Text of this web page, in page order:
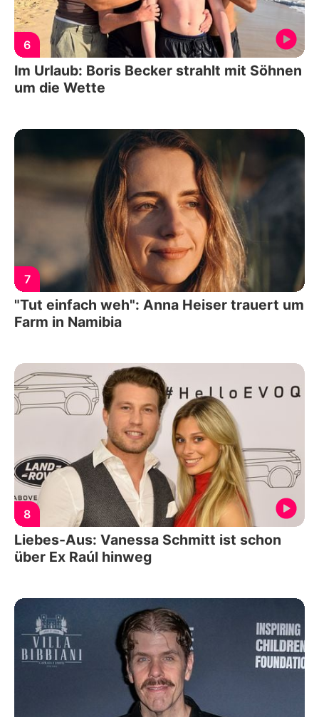
6
Im Urlaub: Boris Becker strahlt mit Söhnen
um die Wette
7
"Tut einfach weh": Anna Heiser trauert um
Farm in Namibia
8
Liebes-Aus: Vanessa Schmitt ist schon
über Ex Raúl hinweg